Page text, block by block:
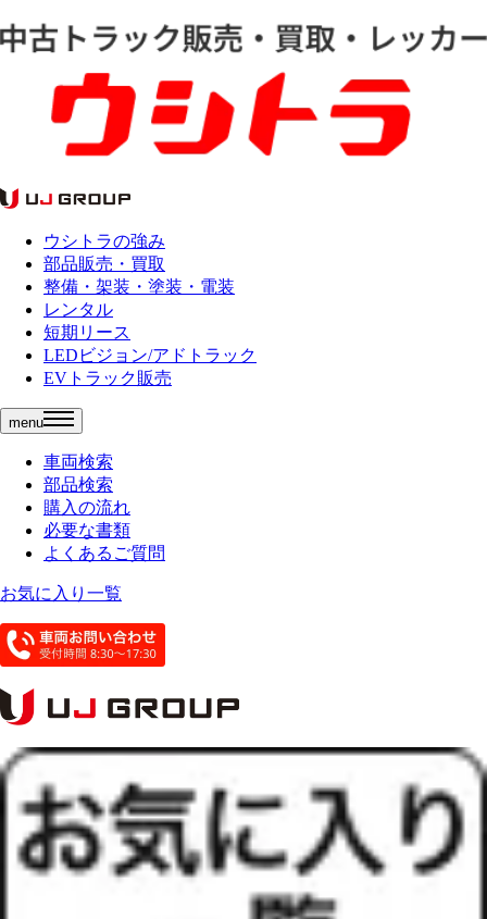
ウシトラの強み
部品販売・買取
整備・架装・塗装・電装
レンタル
短期リース
LEDビジョン/アドトラック
EVトラック販売
menu
車両検索
部品検索
購入の流れ
必要な書類
よくあるご質問
お気に入り一覧